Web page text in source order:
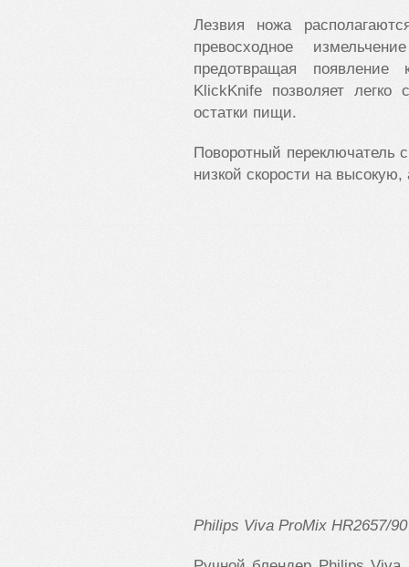
Лезвия ножа
превосходное
предотвращая
KlickKnife позволяет
остатки пищи.
Поворотный переключатель
низкой скорости на
Philips Viva ProMix HR2657/90